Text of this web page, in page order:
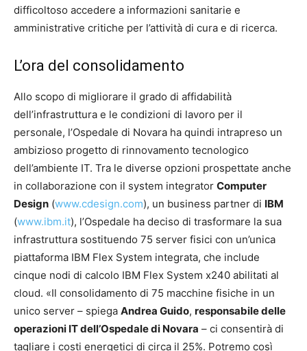
difficoltoso accedere a informazioni sanitarie e
amministrative critiche per l’attività di cura e di ricerca.
L’ora del consolidamento
Allo scopo di migliorare il grado di affidabilità
dell’infrastruttura e le condizioni di lavoro per il
personale, l’Ospedale di Novara ha quindi intrapreso un
ambizioso progetto di rinnovamento tecnologico
dell’ambiente IT. Tra le diverse opzioni prospettate anche
in collaborazione con il system integrator Computer
Design (www.cdesign.com), un business partner di IBM
(www.ibm.it), l’Ospedale ha deciso di trasformare la sua
infrastruttura sostituendo 75 server fisici con un’unica
piattaforma IBM Flex System integrata, che include
cinque nodi di calcolo IBM Flex System x240 abilitati al
cloud. «Il consolidamento di 75 macchine fisiche in un
unico server – spiega Andrea Guido, responsabile delle
operazioni IT dell’Ospedale di Novara – ci consentirà di
tagliare i costi energetici di circa il 25%. Potremo così